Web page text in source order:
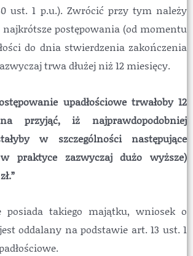
ust. 1 p.u.). Zwrócić przy tym należy
postępowania (od momentu
do dnia stwierdzenia zakończenia
trwa dłużej niż 12 miesięcy.
upadłościowe trwałoby 12
przyjąć, iż najprawdopodobniej
w szczególności następujące
praktyce zazwyczaj dużo wyższe)
posiada takiego majątku, wniosek o
oddalany na podstawie art. 13 ust. 1